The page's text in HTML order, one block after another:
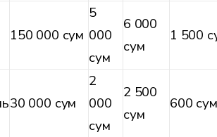
150 000 сум
5
000
сум
6 000
сум
1 500
30 000 сум
2
000
сум
2 500
сум
600 сум